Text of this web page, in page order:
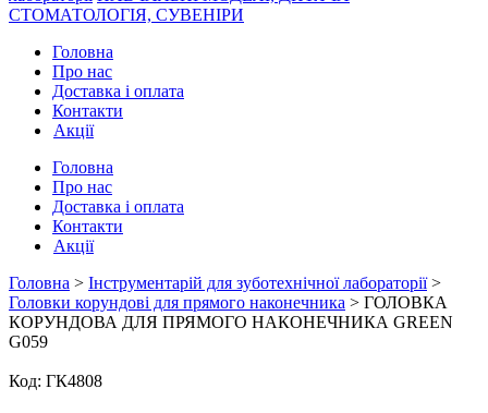
СТОМАТОЛОГІЯ, СУВЕНІРИ
Головна
Про нас
Доставка і оплата
Контакти
Акції
Головна
Про нас
Доставка і оплата
Контакти
Акції
Головна > Інструментарій для зуботехнічної лабораторії>
Головки корундові для прямого наконечника > ГОЛОВКА
КОРУНДОВА ДЛЯ ПРЯМОГО НАКОНЕЧНИКА GREEN
G059
Код: ГК4808